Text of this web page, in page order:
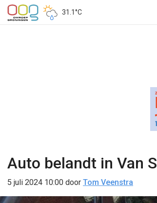
31.1°C
Auto belandt in Van
5 juli 2024 10:00 door Tom Veenstra